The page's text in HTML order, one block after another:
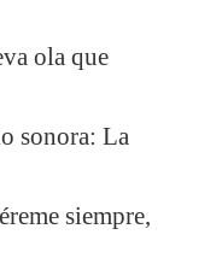
ola que
sonora: La
siempre,